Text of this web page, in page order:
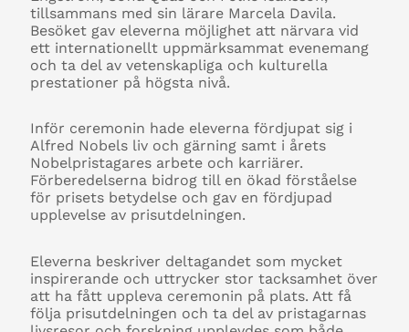
tillsammans med sin lärare Marcela Davila.
Besöket gav eleverna möjlighet att närvara vid
ett internationellt uppmärksammat evenemang
och ta del av vetenskapliga och kulturella
prestationer på högsta nivå.
Inför ceremonin hade eleverna fördjupat sig i
Alfred Nobels liv och gärning samt i årets
Nobelpristagares arbete och karriärer.
Förberedelserna bidrog till en ökad förståelse
för prisets betydelse och gav en fördjupad
upplevelse av prisutdelningen.
Eleverna beskriver deltagandet som mycket
inspirerande och uttrycker stor tacksamhet över
att ha fått uppleva ceremonin på plats. Att få
följa prisutdelningen och ta del av pristagarnas